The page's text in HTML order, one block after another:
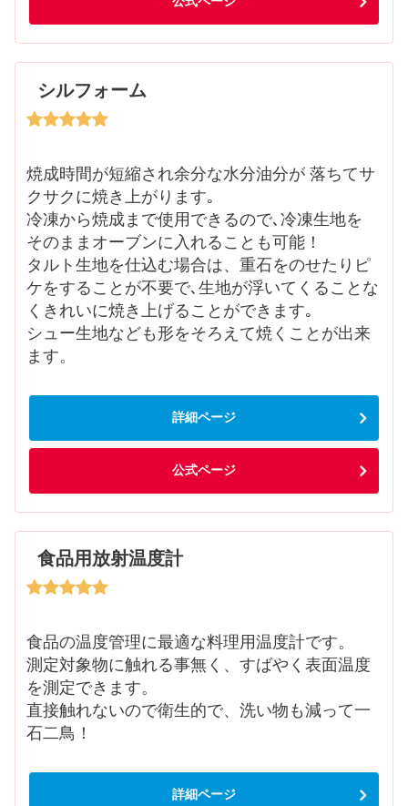
シルフォーム
焼成時間が短縮され余分な水分油分が 落ちてサ
クサクに焼き上がります｡
冷凍から焼成まで使用できるので､冷凍生地を
そのままオーブンに入れることも可能！
タルト生地を仕込む場合は、重石をのせたりピ
ケをすることが不要で､生地が浮いてくることな
くきれいに焼き上げることができます｡
シュー生地なども形をそろえて焼くことが出来
ます。
詳細ページ
公式ページ
食品用放射温度計
食品の温度管理に最適な料理用温度計です。
測定対象物に触れる事無く、すばやく表面温度
を測定できます。
直接触れないので衛生的で、洗い物も減って一
石二鳥！
詳細ページ